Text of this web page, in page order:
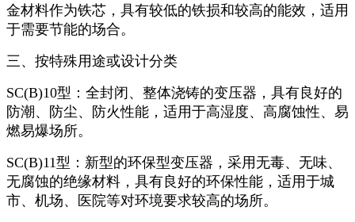
金材料作为铁芯，具有较低的铁损和较高的能效，适用
于需要节能的场合。
三、按特殊用途或设计分类
SC(B)10型：全封闭、整体浇铸的变压器，具有良好的
防潮、防尘、防火性能，适用于高湿度、高腐蚀性、易
燃易爆场所。
SC(B)11型：新型的环保型变压器，采用无毒、无味、
无腐蚀的绝缘材料，具有良好的环保性能，适用于城
市、机场、医院等对环境要求较高的场所。